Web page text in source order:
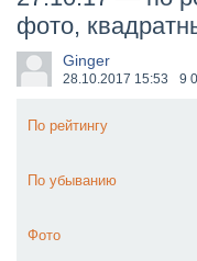
​Wacken Open Air
фото,
Ginger
28.10.2017 15:53 9
По рейтингу
По убыванию
Фото